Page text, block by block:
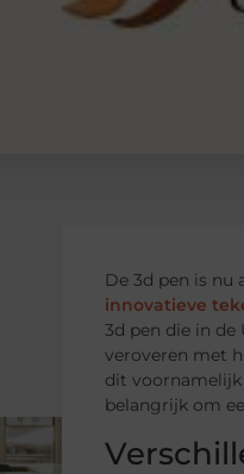
De 3d pen is nu
innovatieve
3d pen die in
veroveren met
dit voornamelijk
belangrijk om